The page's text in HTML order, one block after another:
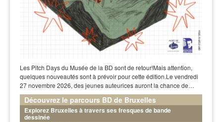
Les Pitch Days du Musée de la BD sont de retour!Mais attention,
quelques nouveautés sont à prévoir pour cette édition.Le vendredi
27 novembre 2026, des jeunes auteurices auront la chance de…
Découvrez le parcours BD de Bruxelles
Explorez Bruxelles à travers ses fresques de bande
dessinée